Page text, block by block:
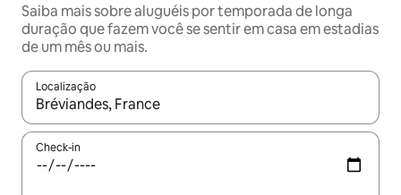
Saiba mais sobre aluguéis por temporada de longa
duração que fazem você se sentir em casa em estadias
de um mês ou mais.
Localização
Quando os resultados estiverem disponíveis, explore-os
Check-in